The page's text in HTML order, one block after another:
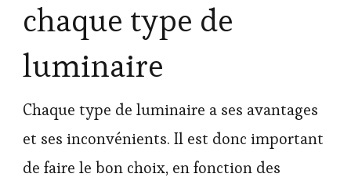
chaque type de
luminaire
Chaque type de luminaire a ses avantages
et ses inconvénients. Il est donc important
de faire le bon choix, en fonction des